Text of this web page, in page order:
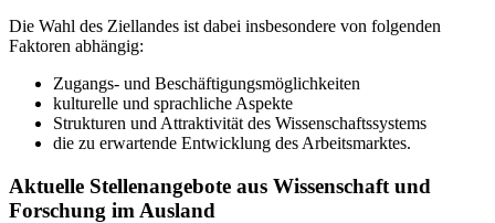
Die Wahl des Ziellandes ist dabei insbesondere von folgenden
Faktoren abhängig:
Zugangs- und Beschäftigungsmöglichkeiten
kulturelle und sprachliche Aspekte
Strukturen und Attraktivität des Wissenschaftssystems
die zu erwartende Entwicklung des Arbeitsmarktes.
Aktuelle Stellenangebote aus Wissenschaft und
Forschung im Ausland